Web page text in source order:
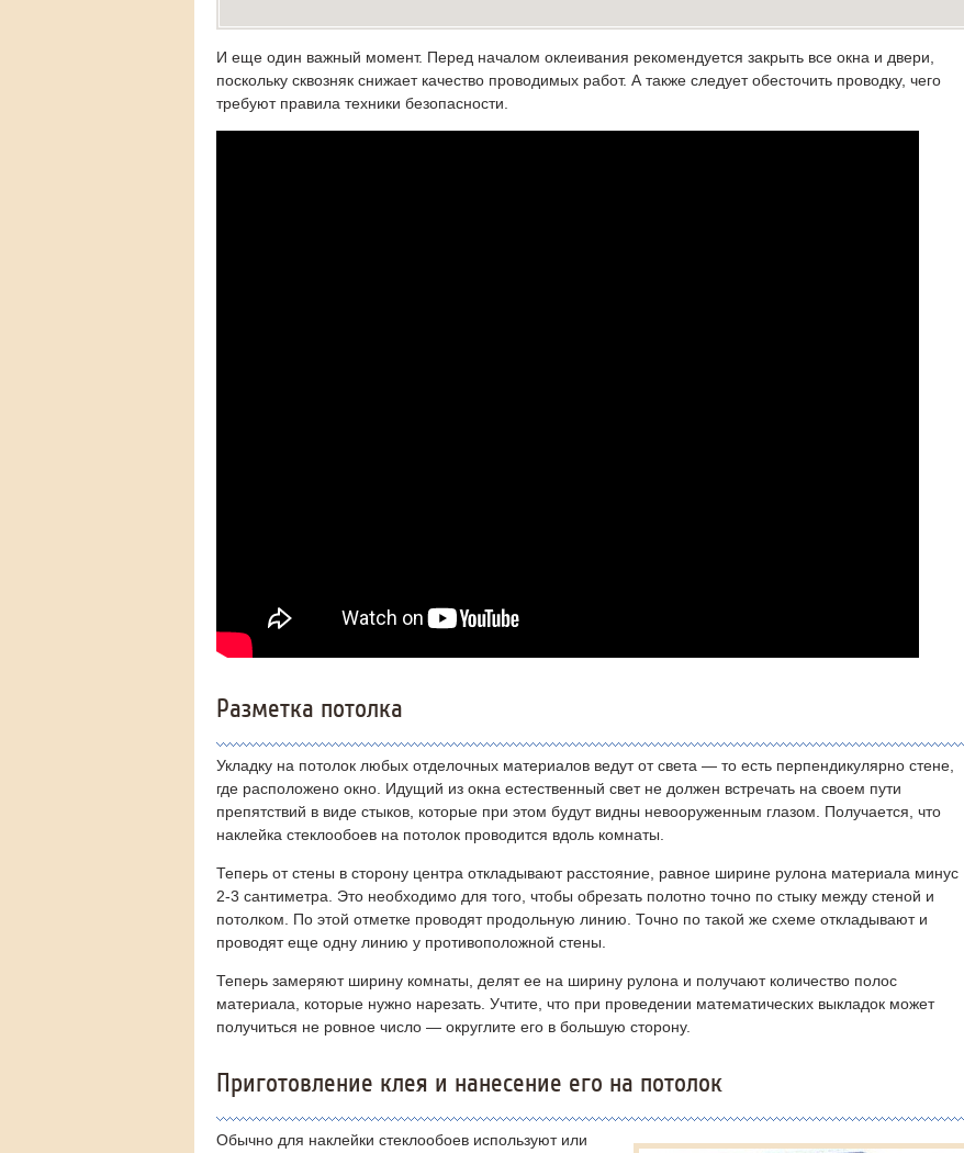
И еще один важный момент. Перед началом оклеивания рекомендуется закрыть все окна и двери,
поскольку сквозняк снижает качество проводимых работ. А также следует обесточить проводку, чего
требуют правила техники безопасности.
Разметка потолка
Укладку на потолок любых отделочных материалов ведут от света — то есть перпендикулярно стене,
где расположено окно. Идущий из окна естественный свет не должен встречать на своем пути
препятствий в виде стыков, которые при этом будут видны невооруженным глазом. Получается, что
наклейка стеклообоев на потолок проводится вдоль комнаты.
Теперь от стены в сторону центра откладывают расстояние, равное ширине рулона материала минус
2-3 сантиметра. Это необходимо для того, чтобы обрезать полотно точно по стыку между стеной и
потолком. По этой отметке проводят продольную линию. Точно по такой же схеме откладывают и
проводят еще одну линию у противоположной стены.
Теперь замеряют ширину комнаты, делят ее на ширину рулона и получают количество полос
материала, которые нужно нарезать. Учтите, что при проведении математических выкладок может
получиться не ровное число — округлите его в большую сторону.
Приготовление клея и нанесение его на потолок
Обычно для наклейки стеклообоев используют или